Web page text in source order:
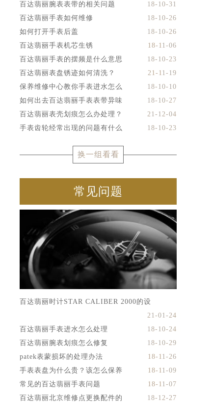
百达翡丽腕表表带的相关问题
18-10-31
百达翡丽手表如何维修
18-10-26
如何打开手表后盖
18-10-26
百达翡丽手表机芯生锈
18-11-06
百达翡丽手表的摆频是什么意思
18-10-23
百达翡丽表盘锈迹如何清洗？
21-11-19
保养维修中心教你手表进水怎么
18-10-10
如何出去百达翡丽手表表带异味
18-10-27
百达翡丽表壳划痕怎么办处理？
21-12-04
手表齿轮经常出现的问题有什么
18-10-23
换一组看看
常见问题
百达翡丽时计STAR CALIBER 2000的设
21-01-24
百达翡丽手表进水怎么处理
18-10-24
百达翡丽腕表划痕怎么修复
18-10-29
patek表蒙损坏的处理办法
18-11-26
手表表盘为什么贵？该怎么保养
18-11-09
常见的百达翡丽手表问题
18-11-07
百达翡丽北京维修点更换配件的
18-12-27